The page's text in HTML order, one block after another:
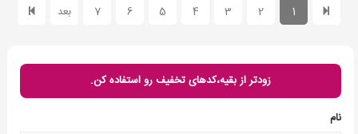
1
2
3
4
5
6
7 بعد
زودتر از بقیه،کدهای تخفیف رو استفاده کن.
نام